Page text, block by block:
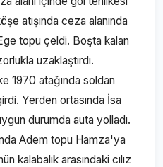
atışında ceza alanında
topu çeldi. Boşta kalan
uzaklaştırdı.
1970 atağında soldan
Yerden ortasında İsa
durumda auta yolladı.
Adem topu Hamza'ya
kalabalık arasındaki cılız